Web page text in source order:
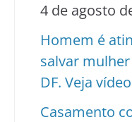
4 de agosto
Homem é
salvar
DF. Veja vídeo
Casamento